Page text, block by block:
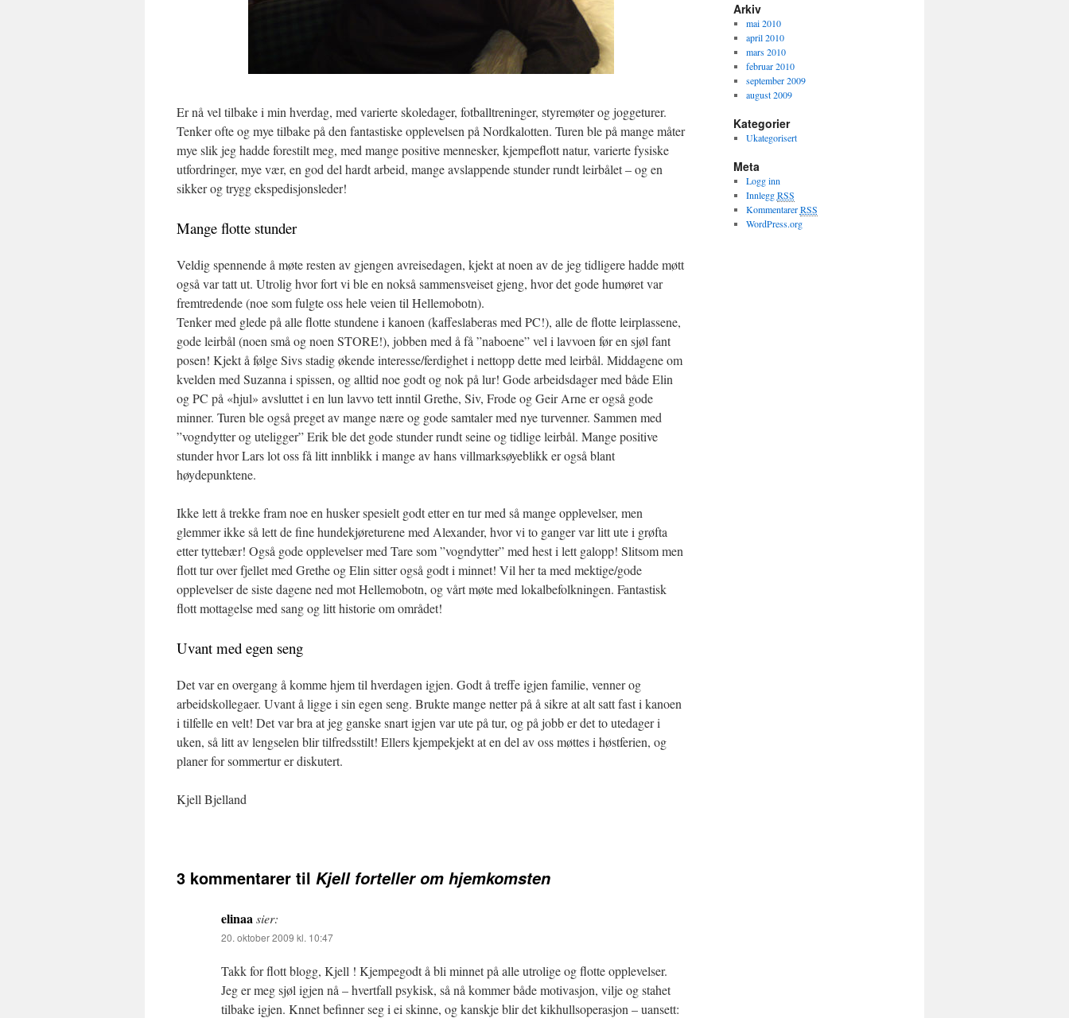
Er nå vel tilbake i min hverdag, med varierte skoledager, fotballtreninger, styremøter og joggeturer.
Tenker ofte og mye tilbake på den fantastiske opplevelsen på Nordkalotten. Turen ble på mange måter
mye slik jeg hadde forestilt meg, med mange positive mennesker, kjempeflott natur, varierte fysiske
utfordringer, mye vær, en god del hardt arbeid, mange avslappende stunder rundt leirbålet – og en
sikker og trygg ekspedisjonsleder!
Mange flotte stunder
Veldig spennende å møte resten av gjengen avreisedagen, kjekt at noen av de jeg tidligere hadde møtt
også var tatt ut. Utrolig hvor fort vi ble en nokså sammensveiset gjeng, hvor det gode humøret var
fremtredende (noe som fulgte oss hele veien til Hellemobotn).
Tenker med glede på alle flotte stundene i kanoen (kaffeslaberas med PC!), alle de flotte leirplassene,
gode leirbål (noen små og noen STORE!), jobben med å få ”naboene” vel i lavvoen før en sjøl fant
posen! Kjekt å følge Sivs stadig økende interesse/ferdighet i nettopp dette med leirbål. Middagene om
kvelden med Suzanna i spissen, og alltid noe godt og nok på lur! Gode arbeidsdager med både Elin
og PC på «hjul» avsluttet i en lun lavvo tett inntil Grethe, Siv, Frode og Geir Arne er også gode
minner. Turen ble også preget av mange nære og gode samtaler med nye turvenner. Sammen med
”vogndytter og uteligger” Erik ble det gode stunder rundt seine og tidlige leirbål. Mange positive
stunder hvor Lars lot oss få litt innblikk i mange av hans villmarksøyeblikk er også blant
høydepunktene.
Ikke lett å trekke fram noe en husker spesielt godt etter en tur med så mange opplevelser, men
glemmer ikke så lett de fine hundekjøreturene med Alexander, hvor vi to ganger var litt ute i grøfta
etter tyttebær! Også gode opplevelser med Tare som ”vogndytter” med hest i lett galopp! Slitsom men
flott tur over fjellet med Grethe og Elin sitter også godt i minnet! Vil her ta med mektige/gode
opplevelser de siste dagene ned mot Hellemobotn, og vårt møte med lokalbefolkningen. Fantastisk
flott mottagelse med sang og litt historie om området!
Uvant med egen seng
Det var en overgang å komme hjem til hverdagen igjen. Godt å treffe igjen familie, venner og
arbeidskollegaer. Uvant å ligge i sin egen seng. Brukte mange netter på å sikre at alt satt fast i kanoen
i tilfelle en velt! Det var bra at jeg ganske snart igjen var ute på tur, og på jobb er det to utedager i
uken, så litt av lengselen blir tilfredsstilt! Ellers kjempekjekt at en del av oss møttes i høstferien, og
planer for sommertur er diskutert.
Kjell Bjelland
3 kommentarer til Kjell forteller om hjemkomsten
elinaasier:
20. oktober 2009 kl. 10:47
Takk for flott blogg, Kjell ! Kjempegodt å bli minnet på alle utrolige og flotte opplevelser.
Jeg er meg sjøl igjen nå – hvertfall psykisk, så nå kommer både motivasjon, vilje og stahet
tilbake igjen. Knnet befinner seg i ei skinne, og kanskje blir det kikhullsoperasjon – uansett:
Arkiv
mai 2010
april 2010
mars 2010
februar 2010
september 2009
august 2009
Kategorier
Ukategorisert
Meta
Logg inn
InnleggRSS
KommentarerRSS
WordPress.org